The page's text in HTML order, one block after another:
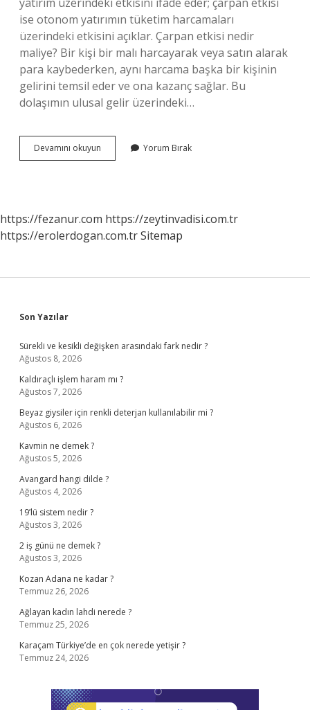
ise otonom yatırımın tüketim harcamaları
üzerindeki etkisini açıklar. Çarpan etkisi nedir
maliye? Bir kişi bir malı harcayarak veya satın alarak
para kaybederken, aynı harcama başka bir kişinin
gelirini temsil eder ve ona kazanç sağlar. Bu
dolaşımın ulusal gelir üzerindeki…
Devamını okuyun
Çarpan
Yorum Bırak
https://fezanur.com https://zeytinvadisi.com.tr
https://erolerdogan.com.trSitemap
Sidebar
Son Yazılar
Sürekli ve kesikli değişken arasındaki fark nedir ?
Ağustos 8, 2026
Kaldıraçlı işlem haram mı ?
Ağustos 7, 2026
Beyaz giysiler için renkli deterjan kullanılabilir mi ?
Ağustos 6, 2026
Kavmin ne demek ?
Ağustos 5, 2026
Avangard hangi dilde ?
Ağustos 4, 2026
19’lü sistem nedir ?
Ağustos 3, 2026
2 iş günü ne demek ?
Ağustos 3, 2026
Kozan Adana ne kadar ?
Temmuz 26, 2026
Ağlayan kadın lahdi nerede ?
Temmuz 25, 2026
Karaçam Türkiye’de en çok nerede yetişir ?
Temmuz 24, 2026